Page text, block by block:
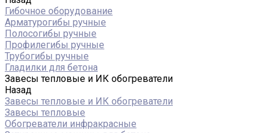
Гибочное оборудование
Арматурогибы ручные
Полосогибы ручные
Профилегибы ручные
Трубогибы ручные
Гладилки для бетона
Завесы тепловые и ИК обогреватели
Назад
Завесы тепловые и ИК обогреватели
Завесы тепловые
Обогреватели инфракрасные